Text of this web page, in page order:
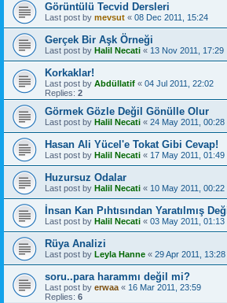
Görüntülü Tecvid Dersleri
Last post by mevsut « 08 Dec 2011, 15:24
Gerçek Bir Aşk Örneği
Last post by Halil Necati « 13 Nov 2011, 17:29
Korkaklar!
Last post by Abdüllatif « 04 Jul 2011, 22:02
Replies: 2
Görmek Gözle Değil Gönülle Olur
Last post by Halil Necati « 24 May 2011, 00:28
Hasan Ali Yücel'e Tokat Gibi Cevap!
Last post by Halil Necati « 17 May 2011, 01:49
Huzursuz Odalar
Last post by Halil Necati « 10 May 2011, 00:22
İnsan Kan Pıhtısından Yaratılmış
Last post by Halil Necati « 03 May 2011, 01:13
Rüya Analizi
Last post by Leyla Hanne « 29 Apr 2011, 13:28
soru..para harammı değil mi?
Last post by erwaa « 16 Mar 2011, 23:59
Replies: 6